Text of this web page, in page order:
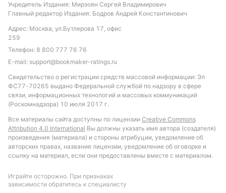
Учредитель Издания: Мирзоян Сергей Владимирович
Главный редактор Издания: Бодров Андрей Константинович
Адрес: Москва, ул.Бутлерова 17, офис
259
Телефон: 8 800 777 76 76
E-mail: support@bookmaker-ratings.ru
Свидетельство о регистрации средств массовой информации: Эл
ФС77-70265 выдано Федеральной службой по надзору в сфере
связи, информационных технологий и массовых коммуникаций
(Роскомнадзора) 10 июля 2017 г.
Все материалы сайта доступны по лицензии Creative Commons
Attribution 4.0 International Вы должны указать имя автора (создателя)
произведения (материала) и стороны атрибуции, уведомление об
авторских правах, название лицензии, уведомление об оговорке и
ссылку на материал, если они предоставлены вместе с материалом.
Играйте осторожно. При признаках
зависимости обратитесь к специалисту